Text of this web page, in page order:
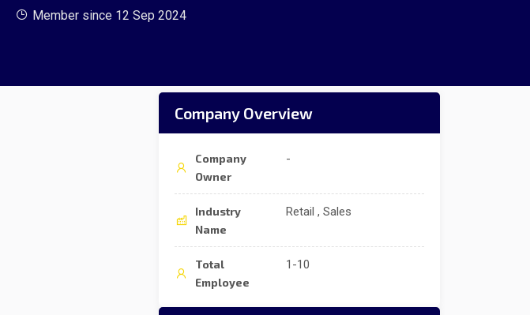
Member since 12 Sep 2024
Company Overview
Company
Owner
-
Industry
Name
Retail , Sales
Total
Employee
1-10